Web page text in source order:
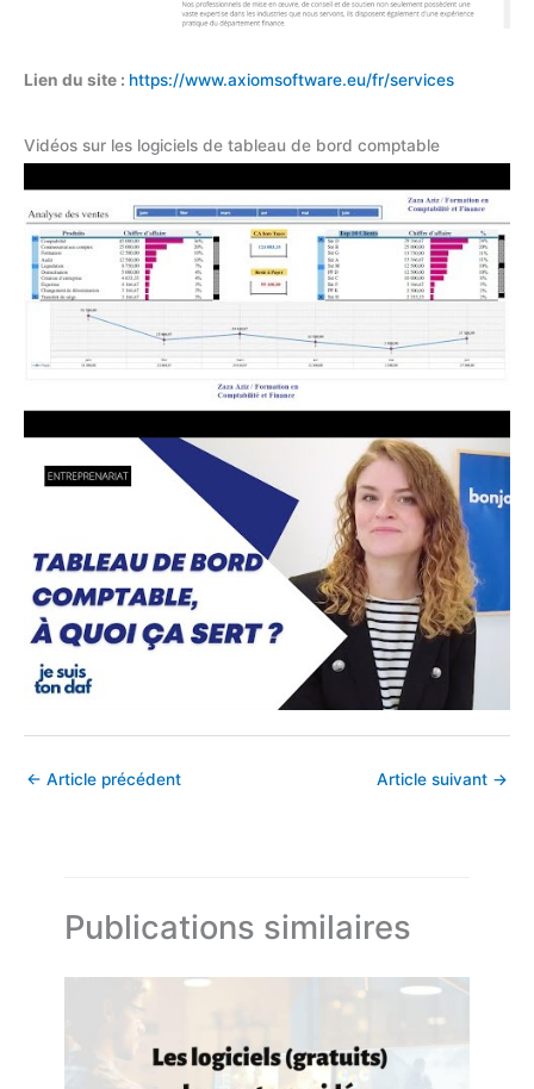
Lien du site : https://www.axiomsoftware.eu/fr/services
Vidéos sur les logiciels de tableau de bord comptable
← Article précédent Article suivant →
Publications similaires